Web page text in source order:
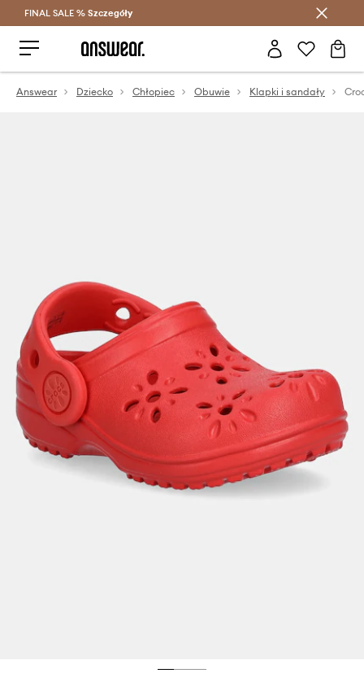
Oszczędzaj z Answear Club >
FINAL SALE % Szczegóły
Answear Dziecko Chłopiec Obuwie Klapki i sandały